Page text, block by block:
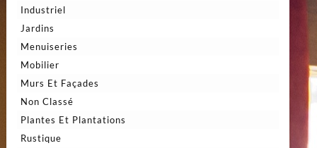
Industriel
Jardins
Menuiseries
Mobilier
Murs Et Façades
Non Classé
Plantes Et Plantations
Rustique